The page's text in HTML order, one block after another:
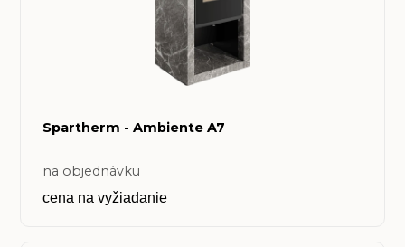
Spartherm - Ambiente A7
na objednávku
cena na vyžiadanie